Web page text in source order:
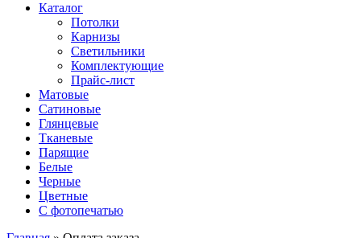
Каталог
Потолки
Карнизы
Светильники
Комплектующие
Прайс-лист
Матовые
Сатиновые
Глянцевые
Тканевые
Парящие
Белые
Черные
Цветные
С фотопечатью